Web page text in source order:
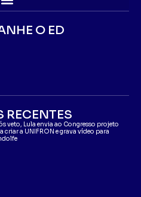
O ED
RECENTES
veto, Lula envia ao Congresso projeto
criar a UNIFRON e grava vídeo para